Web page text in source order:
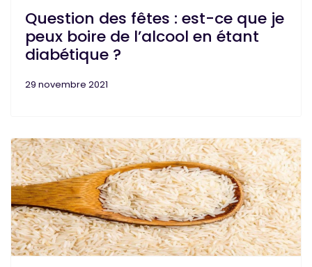
Question des fêtes : est-ce que je
peux boire de l’alcool en étant
diabétique ?
29 novembre 2021